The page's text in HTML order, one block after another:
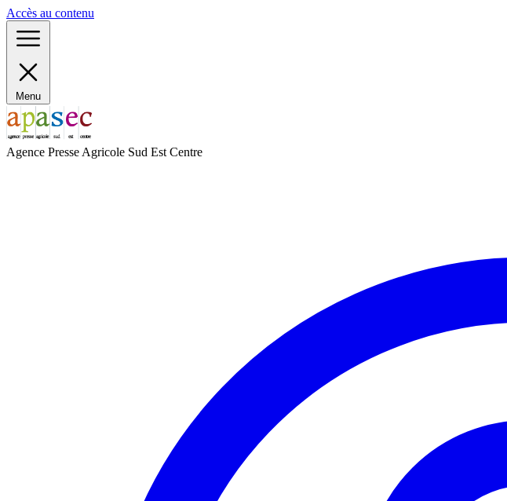
Accès au contenu
Menu
Agence Presse Agricole Sud Est Centre
Panneau de gestion des cookies